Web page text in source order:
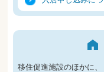
移住促進施設のほかに